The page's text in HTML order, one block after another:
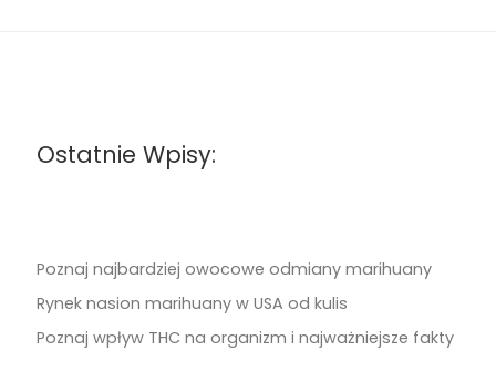
Ostatnie Wpisy:
Poznaj najbardziej owocowe odmiany marihuany
Rynek nasion marihuany w USA od kulis
Poznaj wpływ THC na organizm i najważniejsze fakty